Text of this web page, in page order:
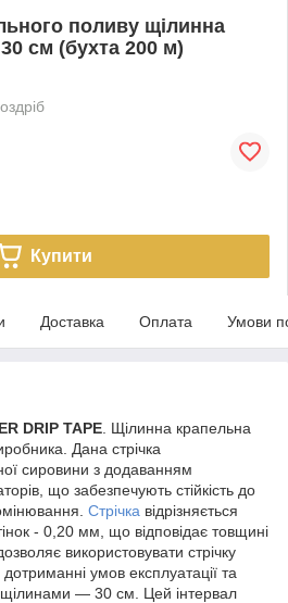
поливу щілинна
см (бухта 200 м)
Купити
Доставка Оплата Умови
DRIP TAPE . Щілинна крапельна
Дана стрічка
сировини з додаванням
що забезпечують стійкість до
Стрічка відрізняється
- 0,20 мм, що відповідає товщині
використовувати стрічку
умов експлуатації та
щілинами ― 30 см. Цей інтервал